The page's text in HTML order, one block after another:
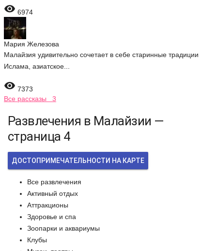
 6974
Мария Железова
Малайзия удивительно сочетает в себе старинные традиции
Ислама, азиатское...
 7373
Все рассказы 3
Развлечения в Малайзии —
страница 4
ДОСТОПРИМЕЧАТЕЛЬНОСТИ НА КАРТЕ
Все развлечения
Активный отдых
Аттракционы
Здоровье и спа
Зоопарки и аквариумы
Клубы